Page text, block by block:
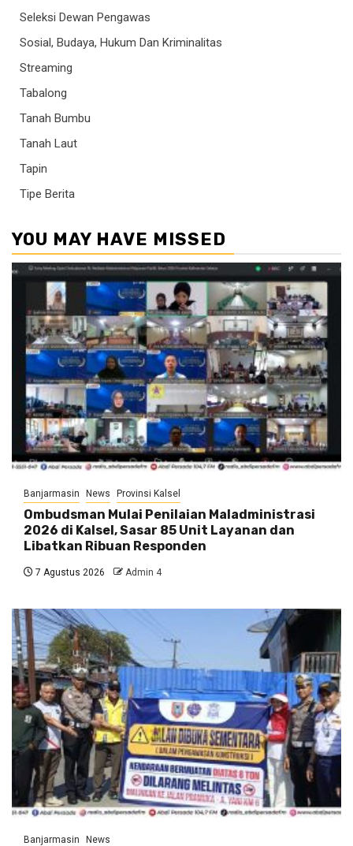
Seleksi Dewan Pengawas
Sosial, Budaya, Hukum Dan Kriminalitas
Streaming
Tabalong
Tanah Bumbu
Tanah Laut
Tapin
Tipe Berita
YOU MAY HAVE MISSED
Banjarmasin News Provinsi Kalsel
Ombudsman Mulai Penilaian Maladministrasi
2026 di Kalsel, Sasar 85 Unit Layanan dan
Libatkan Ribuan Responden
7 Agustus 2026 Admin 4
Banjarmasin News